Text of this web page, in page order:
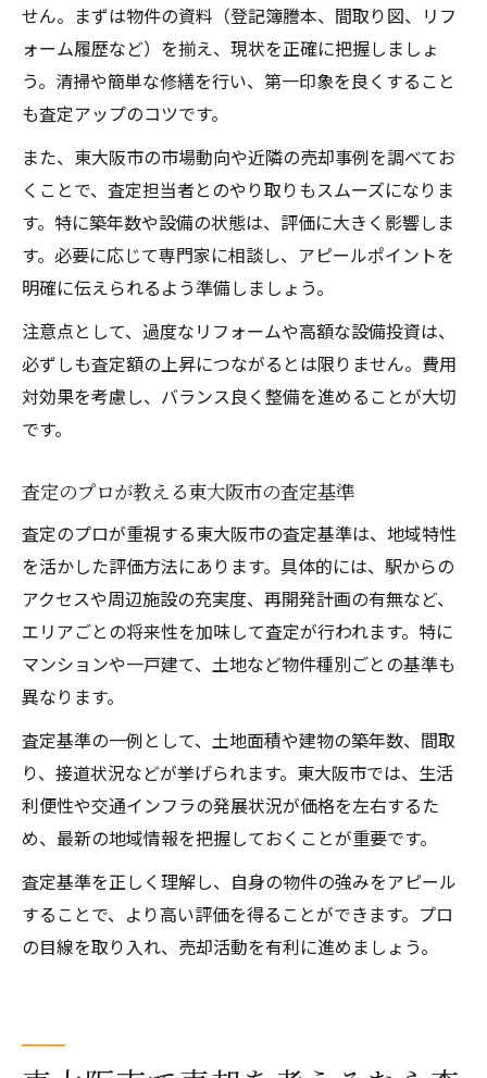
せん。まずは物件の資料（登記簿謄本、間取り図、リフ
ォーム履歴など）を揃え、現状を正確に把握しましょ
う。清掃や簡単な修繕を行い、第一印象を良くすること
も査定アップのコツです。
また、東大阪市の市場動向や近隣の売却事例を調べてお
くことで、査定担当者とのやり取りもスムーズになりま
す。特に築年数や設備の状態は、評価に大きく影響しま
す。必要に応じて専門家に相談し、アピールポイントを
明確に伝えられるよう準備しましょう。
注意点として、過度なリフォームや高額な設備投資は、
必ずしも査定額の上昇につながるとは限りません。費用
対効果を考慮し、バランス良く整備を進めることが大切
です。
査定のプロが教える東大阪市の査定基準
査定のプロが重視する東大阪市の査定基準は、地域特性
を活かした評価方法にあります。具体的には、駅からの
アクセスや周辺施設の充実度、再開発計画の有無など、
エリアごとの将来性を加味して査定が行われます。特に
マンションや一戸建て、土地など物件種別ごとの基準も
異なります。
査定基準の一例として、土地面積や建物の築年数、間取
り、接道状況などが挙げられます。東大阪市では、生活
利便性や交通インフラの発展状況が価格を左右するた
め、最新の地域情報を把握しておくことが重要です。
査定基準を正しく理解し、自身の物件の強みをアピール
することで、より高い評価を得ることができます。プロ
の目線を取り入れ、売却活動を有利に進めましょう。